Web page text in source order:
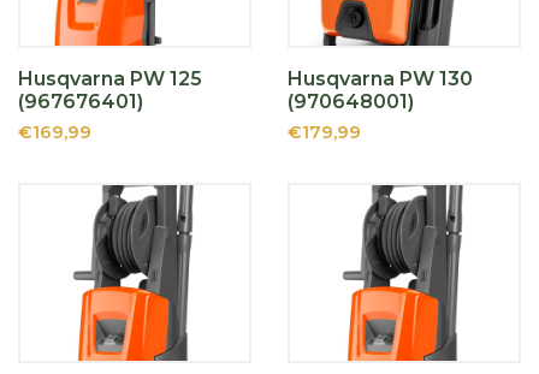
Husqvarna PW 125
(967676401)
€169,99
Husqvarna PW 130
(970648001)
€179,99